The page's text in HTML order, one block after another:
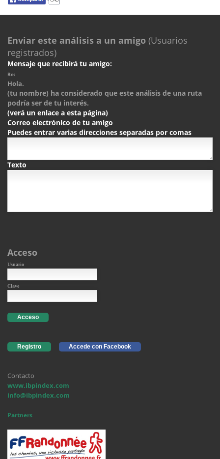
Enviar este análisis a un amigo (Usuarios
registrados)
Mensaje que recibirá tu amigo:
Re:
Hola.
(tu nombre) ha considerado que este análisis de una ruta
podría ser de tu interés.
(verá un enlace a esta página)
Correo electrónico de tu amigo
Puedes entrar varias direcciones separadas por comas
Texto
Acceso
Usuario
Clave
Acceso
Registro Accede con Facebook
Contacto
www.ibpindex.com
info@ibpindex.com
Partners